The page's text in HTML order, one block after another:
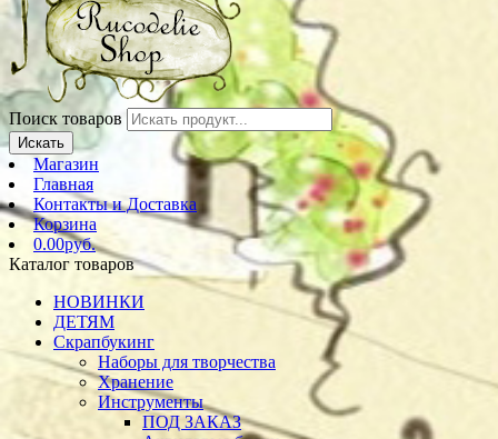
Поиск товаров
Искать
Магазин
Главная
Контакты и Доставка
Корзина
0.00руб.
Каталог товаров
НОВИНКИ
ДЕТЯМ
Скрапбукинг
Наборы для творчества
Хранение
Инструменты
ПОД ЗАКАЗ